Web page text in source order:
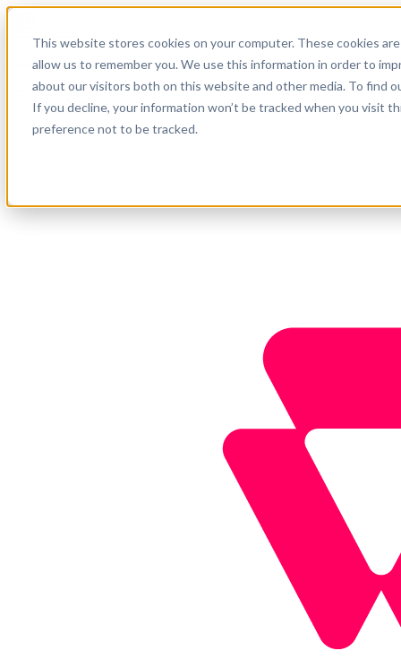
This website stores cookies on your computer. These cookies
allow us to remember you. We use this information in order to
about our visitors both on this website and other media. To find
If you decline, your information won’t be tracked when you visit
preference not to be tracked.
Soporte
Empresa
Empieza ahora